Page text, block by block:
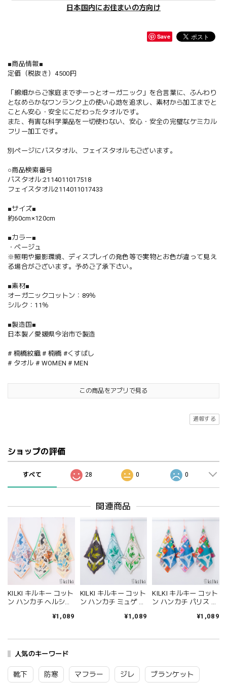
人気のキーワード
靴下 防寒 マフラー ジレ ブランケット
日本国内にお住まいの方向け
Save
■商品情報■
定価（税抜き）4500円
「綿畑からご家庭までずーっとオーガニック」を合言葉に、ふんわり
となめらかなワンランク上の使い心地を追求し、素材から加工までと
ことん安心・安全にこだわったタオルです。
また、有害な科学薬品を一切使わない、安心・安全の完璧なケミカル
フリー加工です。
別ページにバスタオル、フェイスタオルもございます。
○商品検索番号
バスタオル:2114011017518
フェイスタオル2114011017433
■サイズ■
約60cm×120cm
■カラー■
・ベージュ
※照明や撮影環境、ディスプレイの発色等で実物とお色が違って見え
る場合がございます。予めご了承下さい。
■素材■
オーガニックコットン：89％
シルク：11％
■製造国■
日本製／愛媛県今治市で製造
# 楠橋紋織 # 楠橋 #くすばし
# タオル # WOMEN # MEN
この商品をアプリで見る
通報する
ショップの評価
すべて 28 0 0
関連商品
KILKI キルキー コット
ン ハンカチ ヘルシー
ース 大判 大きめ ブラ
ゼント ブラウン グリ
Kl017
¥1,089
KILKI キルキー コット
ン ハンカチ ミュゲ ギ
大きめ ブランド 綿
¥1,089
KILKI キルキー コット
ン ハンカチ パリス ギ
大きめ ブランド 綿
¥1,089